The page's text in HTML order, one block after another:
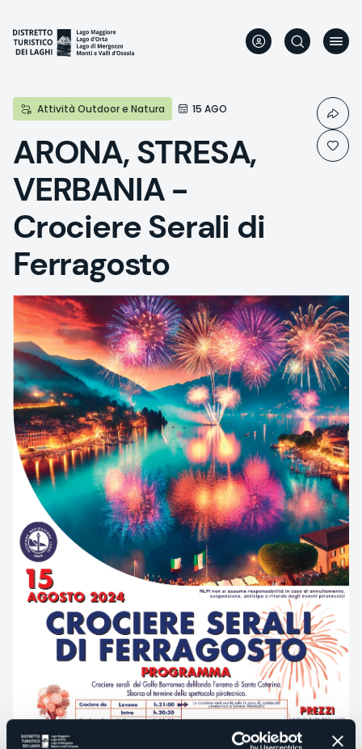
Inhalt
Attività Outdoor e Natura 15 AGO
ARONA, STRESA,
VERBANIA -
Crociere Serali di
Ferragosto